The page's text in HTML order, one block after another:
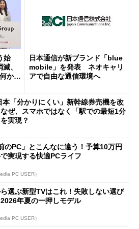
始
、
か解
日本通信が新ブランド「blue
mobile」を発表 ネオキャリ
アで自由な通信環境へ
本「分かりにくい」新幹線券売機を改
ぜ、スマホではなく「駅での最短1分
実現？
のPC」とこんなに違う！予算10万円
実現する快適PCライフ
PC USER）
選ぶ新型TVはこれ！失敗しない選び
年夏の一押しモデル
PC USER）